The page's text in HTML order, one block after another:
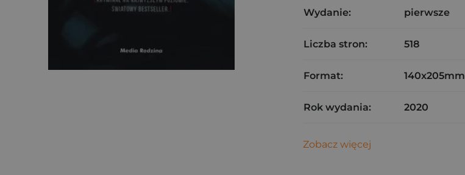
Wydanie: pierwsze
Liczba stron: 518
Format: 140x205mm
Rok wydania: 2020
Zobacz więcej